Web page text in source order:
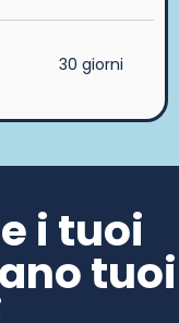
30 giorni
i tuoi
tuoi